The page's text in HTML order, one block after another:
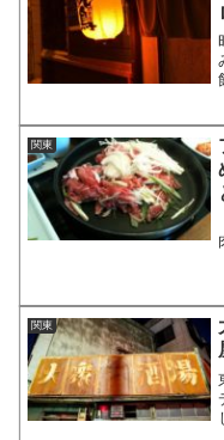
関東
関東